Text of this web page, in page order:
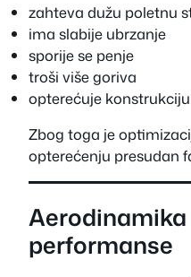
zahteva dužu poletnu
ima slabije ubrzanje
sporije se penje
troši više goriva
opterećuje
Zbog toga je
opterećenju presudan
performanse